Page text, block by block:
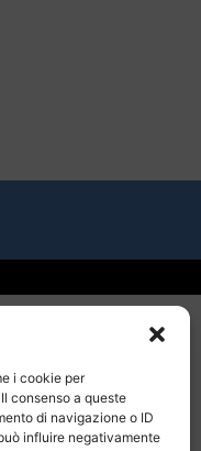
i cookie per
consenso a queste
di navigazione o ID
influire negativamente